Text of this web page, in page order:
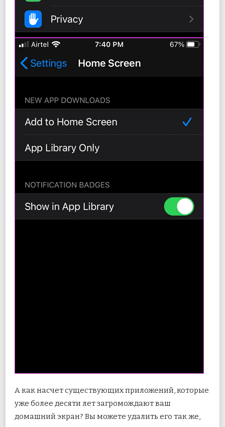
А как насчет существующих приложений, которые
уже более десяти лет загромождают ваш
домашний экран? Вы можете удалить его так же,